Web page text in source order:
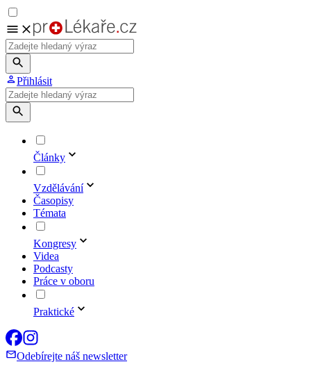
Přihlásit
Články
Vzdělávání
Časopisy
Témata
Kongresy
Videa
Podcasty
Práce v oboru
Praktické
Odebírejte náš newsletter